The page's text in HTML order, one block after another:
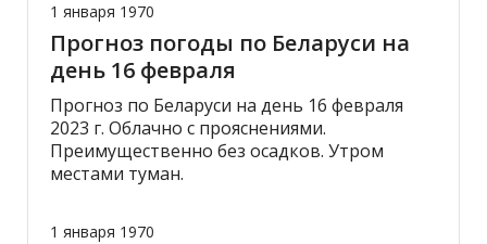
1 января 1970
Прогноз погоды по Беларуси на
день 16 февраля
Прогноз по Беларуси на день 16 февраля
2023 г. Облачно с прояснениями.
Преимущественно без осадков. Утром
местами туман.
1 января 1970